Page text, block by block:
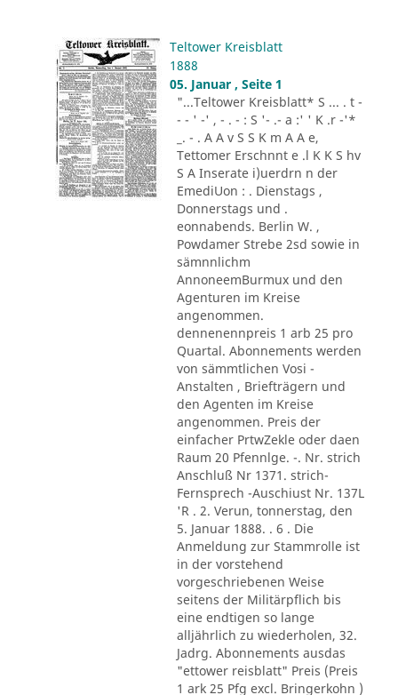
Teltower Kreisblatt
1888
05. Januar , Seite 1
"...Teltower Kreisblatt* S ... . t -
- - ' -' , - . - : S '- .- a :' ' K .r -'*
_. - . A A v S S K m A A e,
Tettomer Erschnnt e .l K K S hv
S A Inserate i)uerdrn n der
EmediUon : . Dienstags ,
Donnerstags und .
eonnabends. Berlin W. ,
Powdamer Strebe 2sd sowie in
sämnnlichm
AnnoneemBurmux und den
Agenturen im Kreise
angenommen.
dennenennpreis 1 arb 25 pro
Quartal. Abonnements werden
von sämmtlichen Vosi -
Anstalten , Briefträgern und
den Agenten im Kreise
angenommen. Preis der
einfacher PrtwZekle oder daen
Raum 20 Pfennlge. -. Nr. strich
Anschluß Nr 1371. strich-
Fernsprech -Auschiust Nr. 137L
'R . 2. Verun, tonnerstag, den
5. Januar 1888. . 6 . Die
Anmeldung zur Stammrolle ist
in der vorstehend
vorgeschriebenen Weise
seitens der Militärpflich bis
eine endtigen so lange
alljährlich zu wiederholen, 32.
Jadrg. Abonnements ausdas
"ettower reisblatt" Preis (Preis
1 ark 25 Pfg excl. Bringerkohn )